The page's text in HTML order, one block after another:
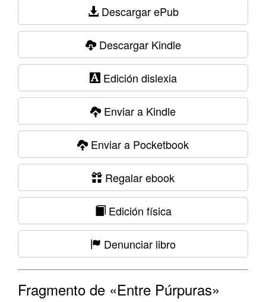
Descargar ePub
Descargar Kindle
Edición dislexia
Enviar a Kindle
Enviar a Pocketbook
Regalar ebook
Edición física
Denunciar libro
Fragmento de «Entre Púrpuras»